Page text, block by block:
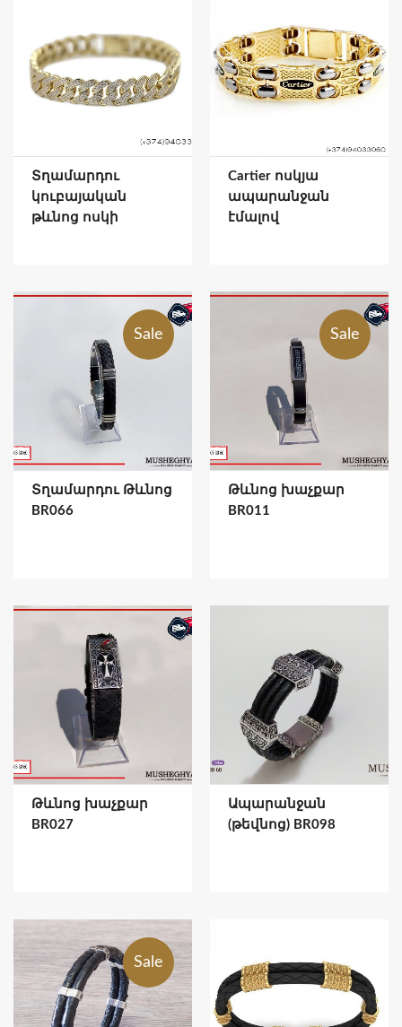
Տղամարդու
կուբայական
թևնոց ոսկի
Cartier ոսկյա
ապարանջան
էմալով
Sale
Տղամարդու Թևնոց
BR066
Sale
Թևնոց խաչքար
BR011
Թևնոց խաչքար
BR027
Ապարանջան
(թեվնոց) BR098
Sale